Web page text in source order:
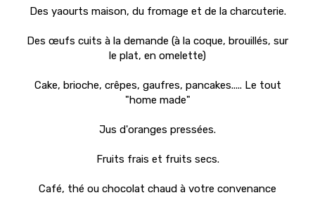
Des yaourts maison, du fromage et de la charcuterie.
Des œufs cuits à la demande (à la coque, brouillés, sur
le plat, en omelette)
Cake, brioche, crêpes, gaufres, pancakes..... Le tout
"home made"
Jus d'oranges pressées.
Fruits frais et fruits secs.
Café, thé ou chocolat chaud à votre convenance